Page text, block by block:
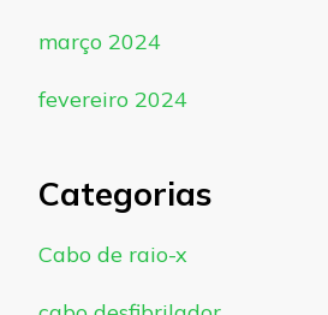
março 2024
fevereiro 2024
Categorias
Cabo de raio-x